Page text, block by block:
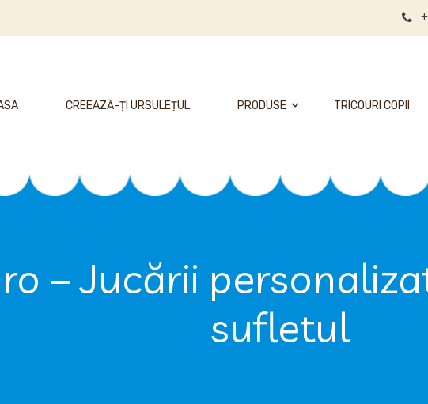
CREEAZĂ-ȚI URSULEȚUL PRODUSE TRICOURI COPII
– Jucării
sufletul